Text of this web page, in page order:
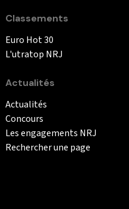
Classements
Euro Hot 30
L'utratop NRJ
Actualités
Actualités
Concours
Les engagements NRJ
Rechercher une page